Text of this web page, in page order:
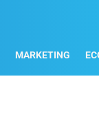
MARKETING